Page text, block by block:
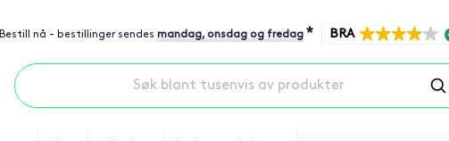
Bestill nå - bestillinger sendes mandag, onsdag og fredag * BRA